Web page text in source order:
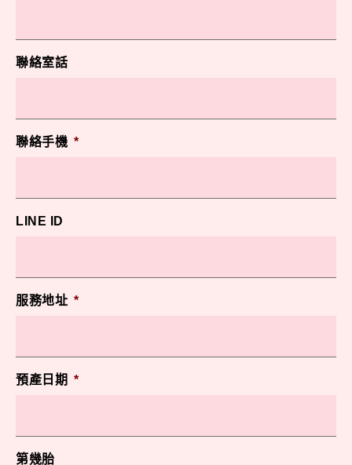
聯絡室話
聯絡手機 *
LINE ID
服務地址 *
預產日期 *
第幾胎